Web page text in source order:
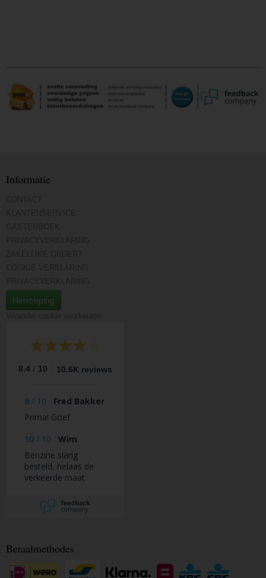
Informatie
Herroeping
8.4 / 10 10.6K reviews
9 / 10
Fred Bakker
Prima! Goef
10 / 10
Wim
Benzine slang
besteld, helaas de
verkeerde maat
binnen 2 dagen de
juiste geleverd.
Betaalmethodes